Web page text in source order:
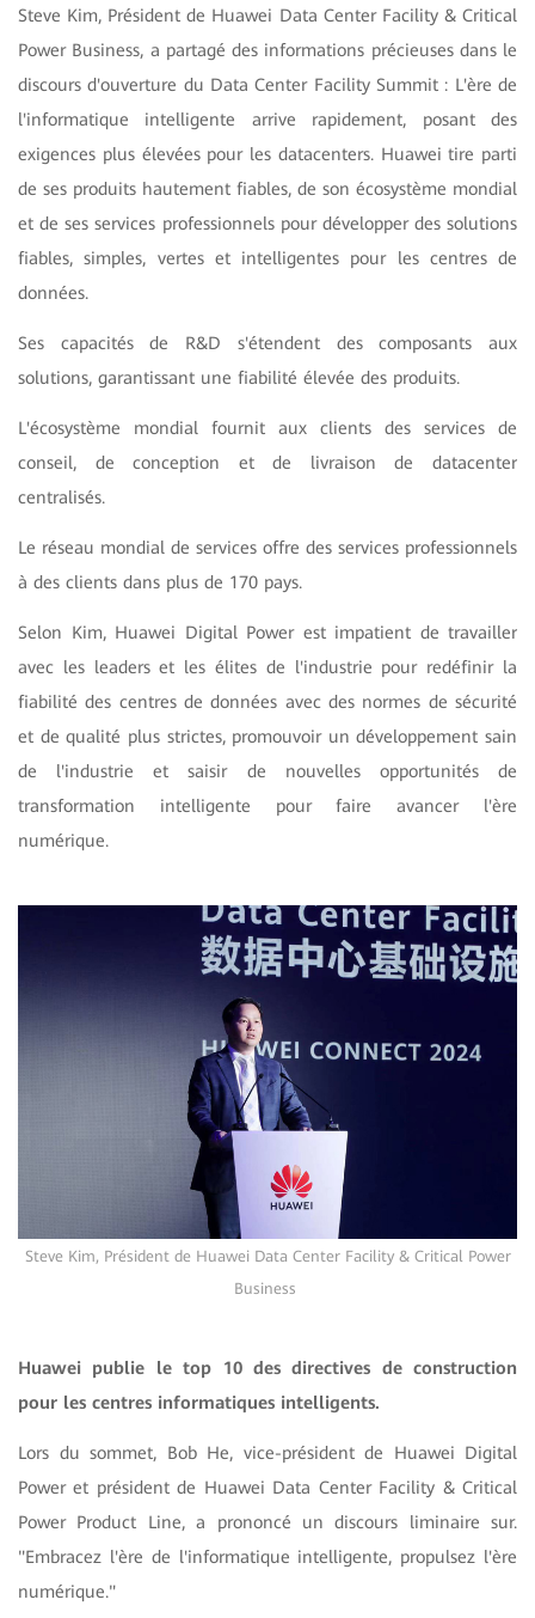
Steve Kim, Président de Huawei Data Center Facility & Critical
Power Business, a partagé des informations précieuses dans le
discours d'ouverture du Data Center Facility Summit : L'ère de
l'informatique intelligente arrive rapidement, posant des
exigences plus élevées pour les datacenters. Huawei tire parti
de ses produits hautement fiables, de son écosystème mondial
et de ses services professionnels pour développer des solutions
fiables, simples, vertes et intelligentes pour les centres de
données.
Ses capacités de R&D s'étendent des composants aux
solutions, garantissant une fiabilité élevée des produits.
L'écosystème mondial fournit aux clients des services de
conseil, de conception et de livraison de datacenter
centralisés.
Le réseau mondial de services offre des services professionnels
à des clients dans plus de 170 pays.
Selon Kim, Huawei Digital Power est impatient de travailler
avec les leaders et les élites de l'industrie pour redéfinir la
fiabilité des centres de données avec des normes de sécurité
et de qualité plus strictes, promouvoir un développement sain
de l'industrie et saisir de nouvelles opportunités de
transformation intelligente pour faire avancer l'ère
numérique.
Steve Kim, Président de Huawei Data Center Facility & Critical Power
Business
Huawei publie le top 10 des directives de construction
pour les centres informatiques intelligents.
Lors du sommet, Bob He, vice-président de Huawei Digital
Power et président de Huawei Data Center Facility & Critical
Power Product Line, a prononcé un discours liminaire sur.
"Embracez l'ère de l'informatique intelligente, propulsez l'ère
numérique."